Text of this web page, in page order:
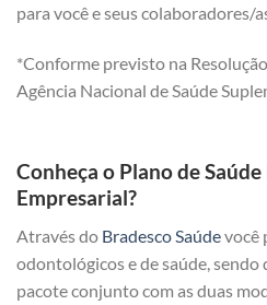
para você e seus colaboradores/
*Conforme previsto na
Agência Nacional de Saúde
Conheça o Plano de
Empresarial?
Através do Bradesco Saúdevocê
odontológicos e de saúde,
pacote conjunto com as duas